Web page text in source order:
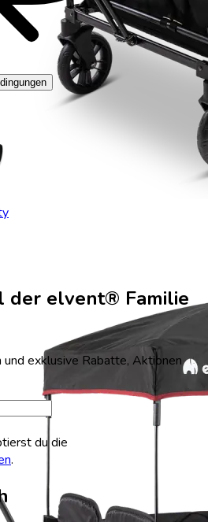
der elvent® Familie
exklusive Rabatte, Aktionen
du die
.